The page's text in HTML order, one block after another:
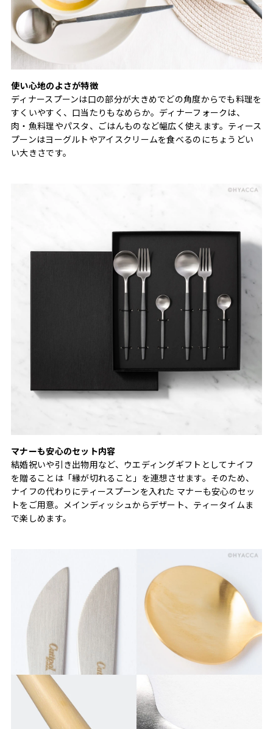
使い心地のよさが特徴
ディナースプーンは口の部分が大きめでどの角度からでも料理を
すくいやすく、口当たりもなめらか。ディナーフォークは、
肉・魚料理やパスタ、ごはんものなど幅広く使えます。ティース
プーンはヨーグルトやアイスクリームを食べるのにちょうどい
い大きさです。
マナーも安心のセット内容
結婚祝いや引き出物用など、ウエディングギフトとしてナイフ
を贈ることは「縁が切れること」を連想させます。そのため、
ナイフの代わりにティースプーンを入れた マナーも安心のセッ
トをご用意。メインディッシュからデザート、ティータイムま
で楽しめます。